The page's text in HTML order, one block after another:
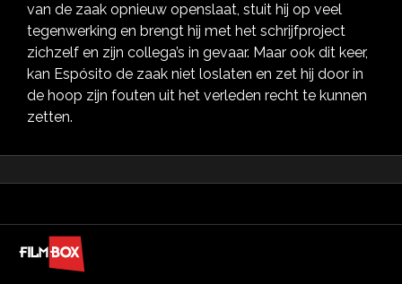
van de zaak opnieuw openslaat, stuit hij op veel
tegenwerking en brengt hij met het schrijfproject
zichzelf en zijn collega’s in gevaar. Maar ook dit keer,
kan Espósito de zaak niet loslaten en zet hij door in
de hoop zijn fouten uit het verleden recht te kunnen
zetten.